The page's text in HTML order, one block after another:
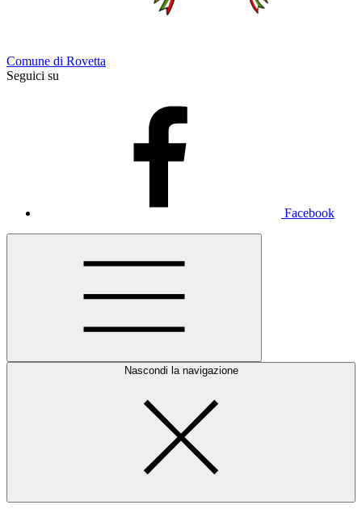
Comune di Rovetta
Seguici su
Facebook
Nascondi la navigazione